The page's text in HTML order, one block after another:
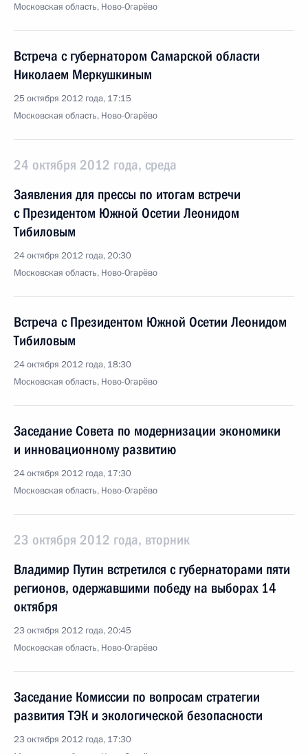
Московская область, Ново-Огарёво
Встреча с губернатором Самарской области
Николаем Меркушкиным
25 октября 2012 года, 17:15
Московская область, Ново-Огарёво
24 октября 2012 года, среда
Заявления для прессы по итогам встречи
с Президентом Южной Осетии Леонидом
Тибиловым
24 октября 2012 года, 20:30
Московская область, Ново-Огарёво
Встреча с Президентом Южной Осетии Леонидом
Тибиловым
24 октября 2012 года, 18:30
Московская область, Ново-Огарёво
Заседание Совета по модернизации экономики
и инновационному развитию
24 октября 2012 года, 17:30
Московская область, Ново-Огарёво
23 октября 2012 года, вторник
Владимир Путин встретился с губернаторами пяти
регионов, одержавшими победу на выборах 14
октября
23 октября 2012 года, 20:45
Московская область, Ново-Огарёво
Заседание Комиссии по вопросам стратегии
развития ТЭК и экологической безопасности
23 октября 2012 года, 17:30